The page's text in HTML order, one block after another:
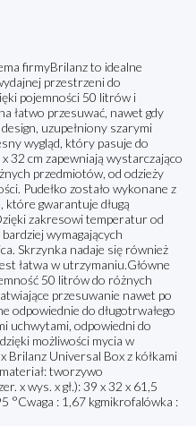
firmyBrilanz to idealne
przestrzeni do
pojemności 50 litrów i
łatwo przesuwać, nawet gdy
uzupełniony szarymi
wygląd, który pasuje do
32 cm zapewniają wystarczająco
przedmiotów, od odzieży
Pudełko zostało wykonane z
które gwarantuje długą
zakresowi temperatur od
wymagających
Skrzynka nadaje się również
łatwa w utrzymaniu.Główne
50 litrów do różnych
przesuwanie nawet po
odpowiednie do długotrwałego
uchwytami, odpowiedni do
możliwości mycia w
Brilanz Universal Box z kółkami
tworzywo
x wys. x gł.): 39 x 32 x 61,5
°Cwaga : 1,67 kgmikrofalówka :